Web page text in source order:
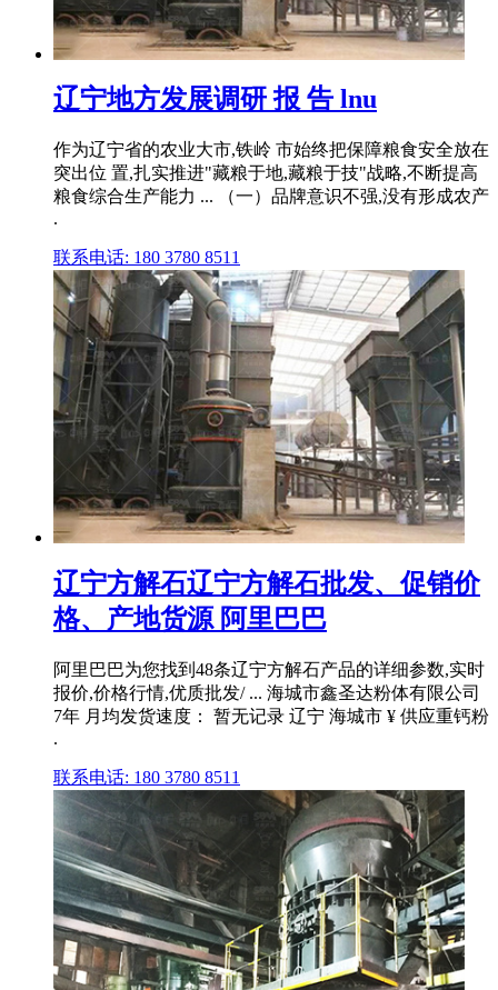
辽宁地方发展调研 报 告 lnu
作为辽宁省的农业大市,铁岭 市始终把保障粮食安全放在
突出位 置,扎实推进"藏粮于地,藏粮于技"战略,不断提高
粮食综合生产能力 ... （一）品牌意识不强,没有形成农产
.
联系电话: 180 3780 8511
辽宁方解石辽宁方解石批发、促销价
格、产地货源 阿里巴巴
阿里巴巴为您找到48条辽宁方解石产品的详细参数,实时
报价,价格行情,优质批发/ ... 海城市鑫圣达粉体有限公司
7年 月均发货速度： 暂无记录 辽宁 海城市 ¥ 供应重钙粉
.
联系电话: 180 3780 8511